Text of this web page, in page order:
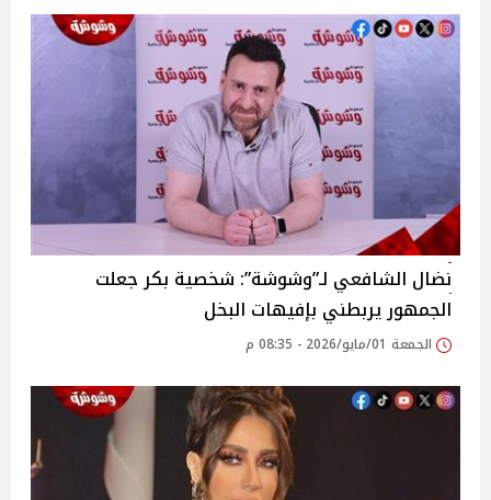
نضال الشافعي لـ”وشوشة”: شخصية بكر جعلت
الجمهور يربطني بإفيهات البخل
الجمعة 01/مايو/2026 - 08:35 م